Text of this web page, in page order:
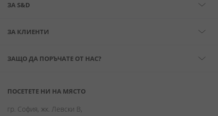
ЗА S&D
ЗА КЛИЕНТИ
ЗАЩО ДА ПОРЪЧАТЕ ОТ НАС?
ПОСЕТЕТЕ НИ НА МЯСТО
гр. София, жк. Левски В,